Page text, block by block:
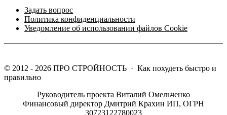
Задать вопрос
Политика конфиденциальности
Уведомление об использовании файлов Cookie
© 2012 - 2026 ПРО СТРОЙНОСТЬ · Как похудеть быстро и
правильно
Руководитель проекта Виталий Омельченко
Финансовый директор Дмитрий Крахин ИП, ОГРН
30723122780023